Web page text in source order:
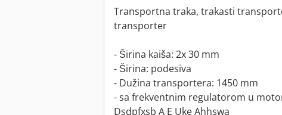
Transportna traka, trakasti
transporter
- Širina kaiša: 2x 30 mm
- Širina: podesiva
- Dužina transportera: 1450 mm
- sa frekventnim regulatorom u
Dsdpfxsb A E Uke Ahhswa